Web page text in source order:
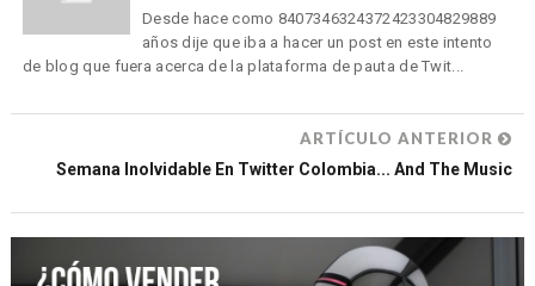
Desde hace como 8407346324372423304829889
años dije que iba a hacer un post en este intento
de blog que fuera acerca de la plataforma de pauta de Twit...
ARTÍCULO ANTERIOR
Semana Inolvidable En Twitter Colombia... And The Music